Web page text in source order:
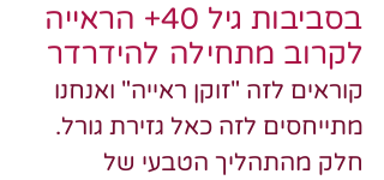
בסביבות גיל 40+ הראייה
לקרוב מתחילה להידרדר
קוראים לזה "זוקן ראייה" ואנחנו
מתייחסים לזה כאל גזירת גורל.
חלק מהתהליך הטבעי של